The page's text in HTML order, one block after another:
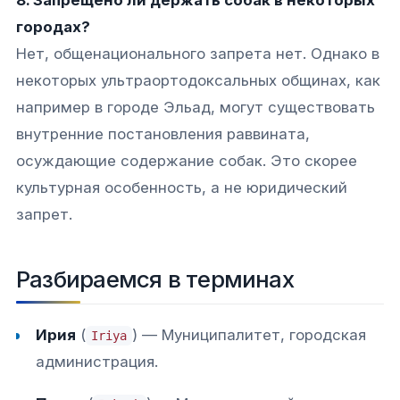
городах?
Нет, общенационального запрета нет. Однако в
некоторых ультраортодоксальных общинах, как
например в городе Эльад, могут существовать
внутренние постановления раввината,
осуждающие содержание собак. Это скорее
культурная особенность, а не юридический
запрет.​
Разбираемся в терминах
Ирия ( Iriya ) — Муниципалитет, городская
администрация.